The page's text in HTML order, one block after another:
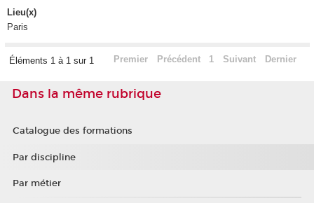
Lieu(x)
Paris
Éléments 1 à 1 sur 1 Premier Précédent 1 Suivant Dernier
Dans la même rubrique
Catalogue des formations
Par discipline
Par métier